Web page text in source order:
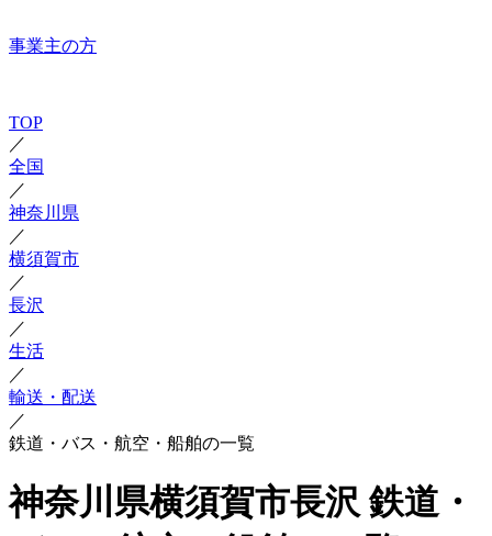
事業主の方
TOP
／
全国
／
神奈川県
／
横須賀市
／
長沢
／
生活
／
輸送・配送
／
鉄道・バス・航空・船舶の一覧
神奈川県横須賀市長沢 鉄道・